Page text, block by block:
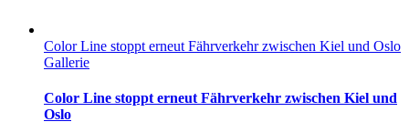
Color Line stoppt erneut Fährverkehr zwischen Kiel und Oslo
Gallerie
Color Line stoppt erneut Fährverkehr zwischen Kiel und
Oslo